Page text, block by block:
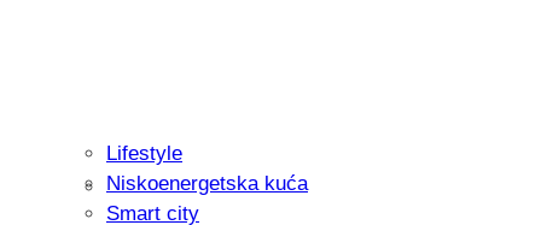
Isprobali smo: Thermostar
Lifestyle
Niskoenergetska kuća
Smart city